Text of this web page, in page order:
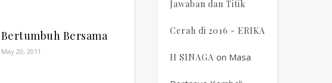
Bertumbuh Bersama
May 20, 2011
Jawaban dan Titik
Cerah di 2016 - ERIKA
H SINAGA on Masa